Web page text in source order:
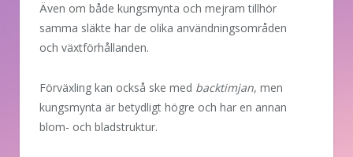
Även om både kungsmynta och mejram tillhör
samma släkte har de olika användningsområden
och växtförhållanden.
Förväxling kan också ske med backtimjan, men
kungsmynta är betydligt högre och har en annan
blom- och bladstruktur.